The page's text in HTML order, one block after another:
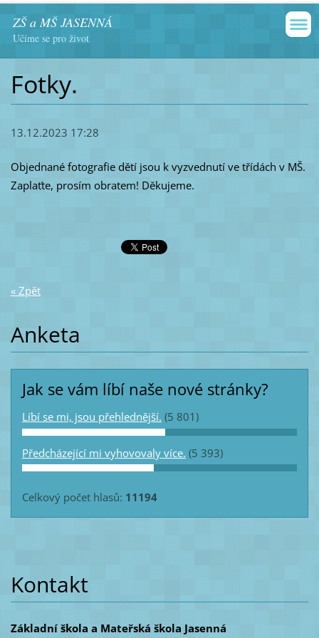
ZŠ a MŠ JASENNÁ
Učíme se pro život
Fotky.
13.12.2023 17:28
Objednané fotografie dětí jsou k vyzvednutí ve třídách v MŠ.
Zaplaťte, prosím obratem! Děkujeme.
« Zpět
Anketa
Jak se vám líbí naše nové stránky?
Líbí se mi, jsou přehlednější. (5 801)
Předcházející mi vyhovovaly více. (5 393)
Celkový počet hlasů: 11194
Kontakt
Základní škola a Mateřská škola Jasenná